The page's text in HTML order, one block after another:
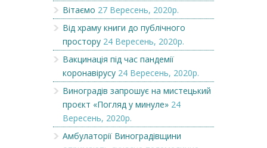
Вітаємо 27 Вересень, 2020р.
Від храму книги до публічного
простору 24 Вересень, 2020р.
Вакцинація під час пандемії
коронавірусу 24 Вересень, 2020р.
Виноградів запрошує на мистецький
проєкт «Погляд у минуле» 24
Вересень, 2020р.
Амбулаторії Виноградівщини